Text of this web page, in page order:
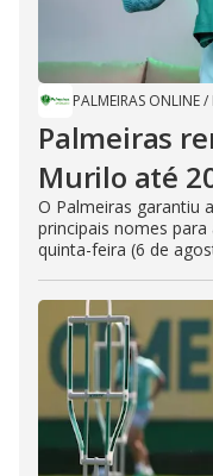
PALMEIRAS ONLINE/
Palmeiras
Murilo até
O Palmeiras garantiu
principais nomes
quinta-feira (6 de